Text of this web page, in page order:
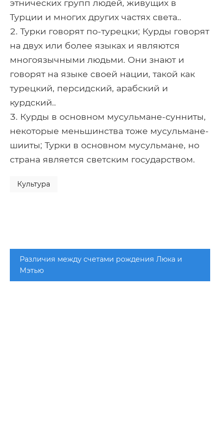
этнических групп людей, живущих в
Турции и многих других частях света..
Турки говорят по-турецки; Курды говорят
на двух или более языках и являются
многоязычными людьми. Они знают и
говорят на языке своей нации, такой как
турецкий, персидский, арабский и
курдский..
Курды в основном мусульмане-сунниты,
некоторые меньшинства тоже мусульмане-
шииты; Турки в основном мусульмане, но
страна является светским государством.
Культура
Различия между счетами рождения Люка и
Мэтью